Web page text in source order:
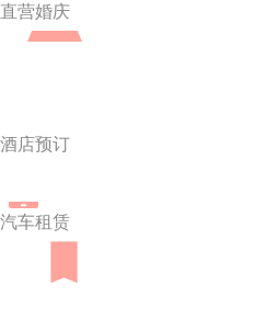
直营婚庆
酒店预订
汽车租赁